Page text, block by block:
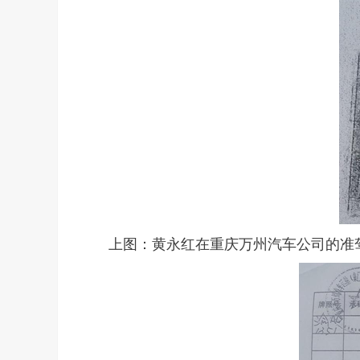
上图：黄永红在重庆万州汽车公司的准